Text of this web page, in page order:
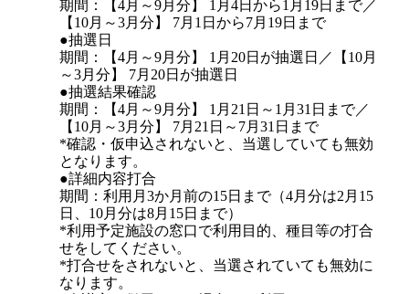
期間：【4月～9月分】 1月4日から1月19日まで／
【10月～3月分】 7月1日から7月19日まで
●抽選日
期間：【4月～9月分】 1月20日が抽選日／【10月
～3月分】 7月20日が抽選日
●抽選結果確認
期間：【4月～9月分】 1月21日～1月31日まで／
【10月～3月分】 7月21日～7月31日まで
*確認・仮申込されないと、当選していても無効
となります。
●詳細内容打合
期間：利用月3か月前の15日まで（4月分は2月15
日、10月分は8月15日まで）
*利用予定施設の窓口で利用目的、種目等の打合
せをしてください。
*打合せをされないと、当選されていても無効に
なります。